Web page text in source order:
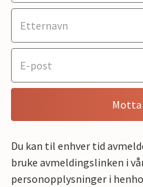
Motta
Du kan til enhver tid
bruke avmeldingslinken i
personopplysninger i